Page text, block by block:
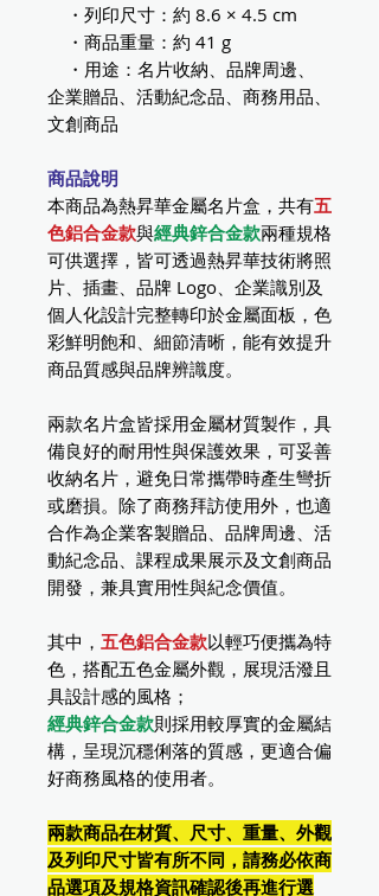
・列印尺寸：約 8.6 × 4.5 cm
・商品重量：約 41 g
・用途：名片收納、品牌周邊、
企業贈品、活動紀念品、商務用品、
文創商品
商品說明
本商品為熱昇華金屬名片盒，共有五
色鋁合金款與經典鋅合金款兩種規格
可供選擇，皆可透過熱昇華技術將照
片、插畫、品牌 Logo、企業識別及
個人化設計完整轉印於金屬面板，色
彩鮮明飽和、細節清晰，能有效提升
商品質感與品牌辨識度。
兩款名片盒皆採用金屬材質製作，具
備良好的耐用性與保護效果，可妥善
收納名片，避免日常攜帶時產生彎折
或磨損。除了商務拜訪使用外，也適
合作為企業客製贈品、品牌周邊、活
動紀念品、課程成果展示及文創商品
開發，兼具實用性與紀念價值。
其中， 五色鋁合金款以輕巧便攜為特
色，搭配五色金屬外觀，展現活潑且
具設計感的風格；
經典鋅合金款則採用較厚實的金屬結
構，呈現沉穩俐落的質感，更適合偏
好商務風格的使用者。
兩款商品在材質、尺寸、重量、外觀
及列印尺寸皆有所不同，請務必依商
品選項及規格資訊確認後再進行選